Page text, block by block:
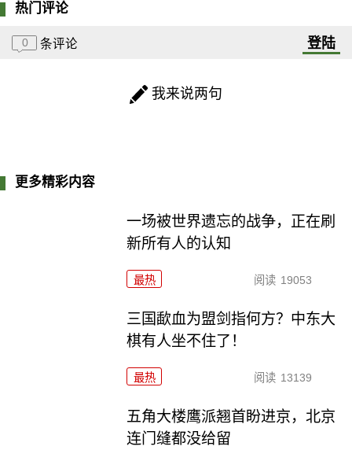
热门评论
0 条评论 登陆
我来说两句
更多精彩内容
一场被世界遗忘的战争，正在刷
新所有人的认知
最热 阅读 19053
三国歃血为盟剑指何方？中东大
棋有人坐不住了！
最热 阅读 13139
五角大楼鹰派翘首盼进京，北京
连门缝都没给留